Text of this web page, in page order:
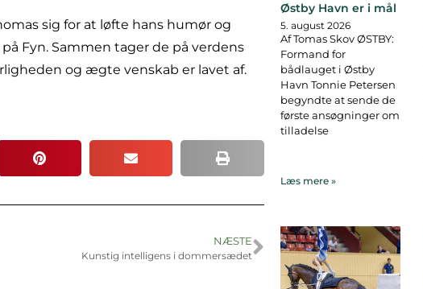
sig for at løfte hans humør og
Fyn. Sammen tager de på verdens
og ægte venskab er lavet af.
NÆSTE
Kunstig intelligens i dommersædet
Østby Havn er i mål
5. august 2026
Af Tomas Skov ØSTBY:
Formand for
bådlauget i Østby
Havn Tonnie Petersen
begyndte at sende de
første ansøgninger om
tilladelse
Læs mere »